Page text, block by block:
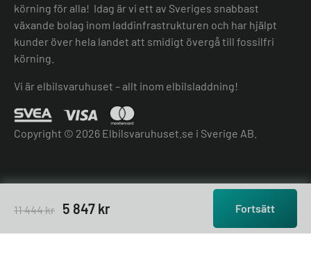
körning för alla! Idag är vi ett av Sveriges snabbast
växande bolag inom laddinfrastrukturen och har hjälpt
kunder över hela landet att smidigt övergå till fossilfri
körning.
Vi är elbilsvaruhuset – allt inom elbilsladdning!
Copyright © 2026 Elbilsvaruhuset.se i Sverige AB.
11 444kr 5 847 kr Fortsätt